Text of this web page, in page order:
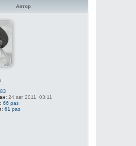
Автор
24 авг 2011, 03:11
66 раз
61 раз